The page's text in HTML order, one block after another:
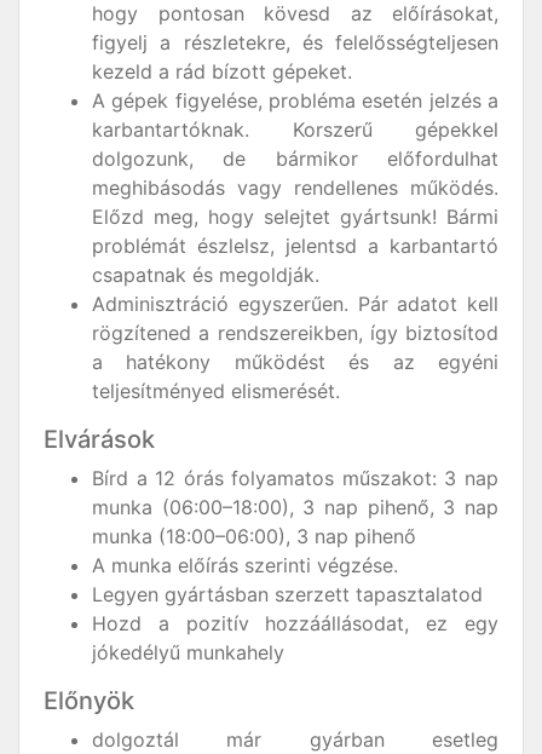
hogy pontosan kövesd az előírásokat,
figyelj a részletekre, és felelősségteljesen
kezeld a rád bízott gépeket.
A gépek figyelése, probléma esetén jelzés a
karbantartóknak. Korszerű gépekkel
dolgozunk, de bármikor előfordulhat
meghibásodás vagy rendellenes működés.
Előzd meg, hogy selejtet gyártsunk! Bármi
problémát észlelsz, jelentsd a karbantartó
csapatnak és megoldják.
Adminisztráció egyszerűen. Pár adatot kell
rögzítened a rendszereikben, így biztosítod
a hatékony működést és az egyéni
teljesítményed elismerését.
Elvárások
Bírd a 12 órás folyamatos műszakot: 3 nap
munka (06:00–18:00), 3 nap pihenő, 3 nap
munka (18:00–06:00), 3 nap pihenő
A munka előírás szerinti végzése.
Legyen gyártásban szerzett tapasztalatod
Hozd a pozitív hozzáállásodat, ez egy
jókedélyű munkahely
Előnyök
dolgoztál már gyárban esetleg